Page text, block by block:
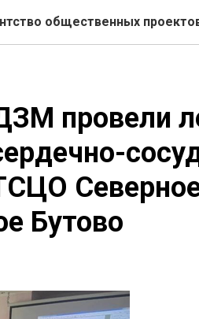
общественных
провели
Бутово